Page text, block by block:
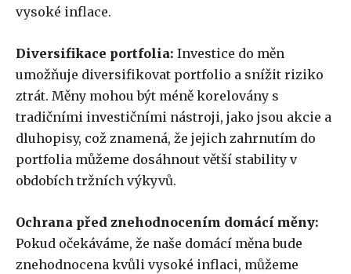
vysoké inflace.
Diversifikace portfolia: Investice do měn
umožňuje diversifikovat portfolio a snížit riziko
ztrát. Měny mohou být méně korelovány s
tradičními investičními nástroji, jako jsou akcie a
dluhopisy, což znamená, že jejich zahrnutím do
portfolia můžeme dosáhnout větší stability v
obdobích tržních výkyvů.
Ochrana před znehodnocením domácí měny:
Pokud očekáváme, že naše domácí měna bude
znehodnocena kvůli vysoké inflaci, můžeme